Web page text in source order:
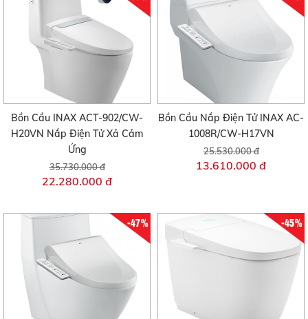
Bồn Cầu INAX ACT-902/CW-
H20VN Nắp Điện Tử Xả Cảm
Ứng
35.730.000 đ
22.280.000 đ
Bồn Cầu Nắp Điện Tử INAX AC-
1008R/CW-H17VN
25.530.000 đ
13.610.000 đ
-47% -45%